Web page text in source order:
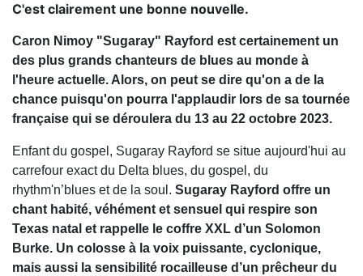
C'est clairement une bonne nouvelle.
Caron Nimoy "Sugaray" Rayford est certainement un
des plus grands chanteurs de blues au monde à
l'heure actuelle. Alors, on peut se dire qu'on a de la
chance puisqu'on pourra l'applaudir lors de sa tournée
française qui se déroulera du 13 au 22 octobre 2023.
Enfant du gospel, Sugaray Rayford se situe aujourd'hui au
carrefour exact du Delta blues, du gospel, du
rhythm'n’blues et de la soul. Sugaray Rayford offre un
chant habité, véhément et sensuel qui respire son
Texas natal et rappelle le coffre XXL d’un Solomon
Burke. Un colosse à la voix puissante, cyclonique,
mais aussi la sensibilité rocailleuse d’un prêcheur du